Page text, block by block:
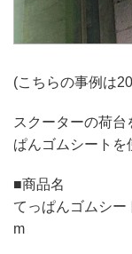
(こちらの事例は
スクーターの荷
ぱんゴムシートを
■商品名
てっぱんゴムシー
m